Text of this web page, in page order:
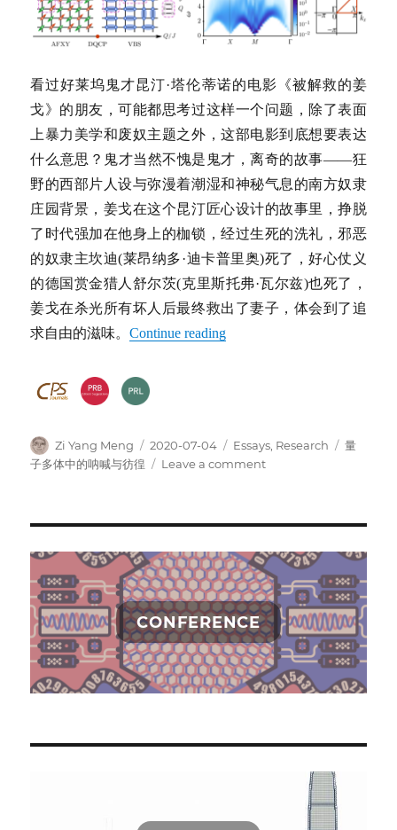
米
液
体
非
—
费
米
液
体
看过好莱坞鬼才昆汀·塔伦蒂诺的电影《被解救的姜
戈》的朋友，可能都思考过这样一个问题，除了表面
上暴力美学和废奴主题之外，这部电影到底想要表达
什么意思？鬼才当然不愧是鬼才，离奇的故事——狂
野的西部片人设与弥漫着潮湿和神秘气息的南方奴隶
庄园背景，姜戈在这个昆汀匠心设计的故事里，挣脱
了时代强加在他身上的枷锁，经过生死的洗礼，邪恶
的奴隶主坎迪(莱昂纳多·迪卡普里奥)死了，好心仗义
的德国赏金猎人舒尔茨(克里斯托弗·瓦尔兹)也死了，
姜戈在杀光所有坏人后最终救出了妻子，体会到了追
求自由的滋味。Continue reading
Author
Zi Yang Meng
Posted
on
2020-07-04 Categories
Essays Research Tags
量
子多体中的呐喊与彷徨
Leave a commenton
诺
特
CONFERENCE